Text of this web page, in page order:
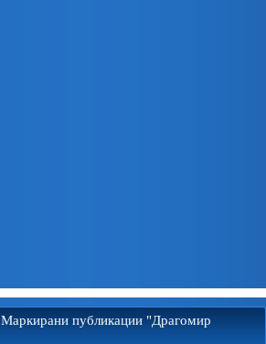
Маркирани публикации "Драгомир